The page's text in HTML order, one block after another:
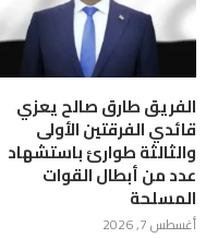
الفريق طارق صالح يعزي
قائدي الفرقتين الأولى
والثالثة طوارئ باستشهاد
عدد من أبطال القوات
المسلحة
أغسطس 7, 2026